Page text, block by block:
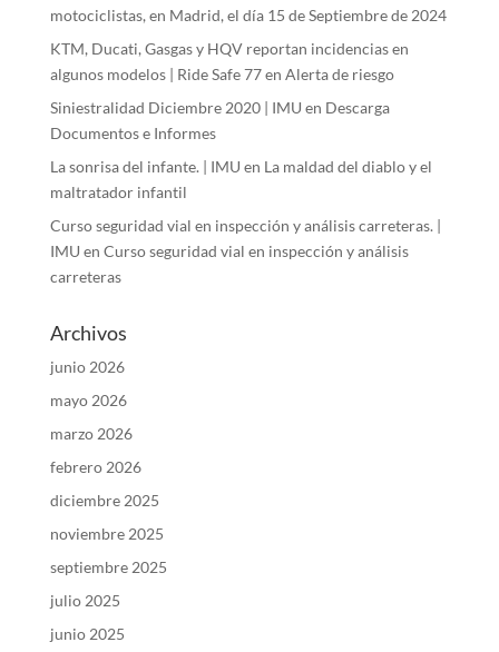
motociclistas, en Madrid, el día 15 de Septiembre de 2024
KTM, Ducati, Gasgas y HQV reportan incidencias en
algunos modelos | Ride Safe 77en Alerta de riesgo
Siniestralidad Diciembre 2020 | IMU en Descarga
Documentos e Informes
La sonrisa del infante. | IMU en La maldad del diablo y el
maltratador infantil
Curso seguridad vial en inspección y análisis carreteras. |
IMU en Curso seguridad vial en inspección y análisis
carreteras
Archivos
junio 2026
mayo 2026
marzo 2026
febrero 2026
diciembre 2025
noviembre 2025
septiembre 2025
julio 2025
junio 2025